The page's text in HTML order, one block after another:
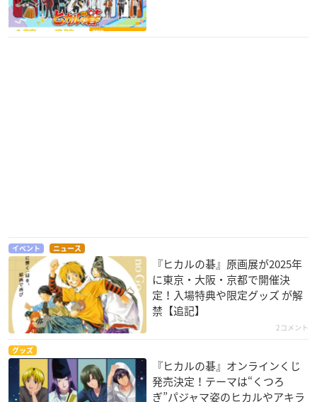
イベント ニュース
『ヒカルの碁』原画展が2025年
に東京・大阪・京都で開催決
定！入場特典や限定グッズ が解
禁【追記】
2コメント
グッズ
『ヒカルの碁』オンラインくじ
発売決定！テーマは“くつろ
ぎ”パジャマ姿のヒカルやアキラ